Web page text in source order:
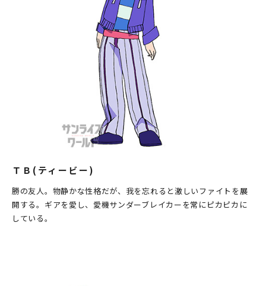
ＴＢ(ティービー)
勝の友人。物静かな性格だが、我を忘れると激しいファイトを展
開する。ギアを愛し、愛機サンダーブレイカーを常にピカピカに
している。